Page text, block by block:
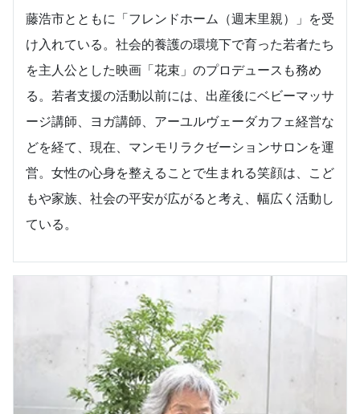
藤浩市とともに「フレンドホーム（週末里親）」を受
け入れている。社会的養護の環境下で育った若者たち
を主人公とした映画「花束」のプロデュースも務め
る。若者支援の活動以前には、出産後にベビーマッサ
ージ講師、ヨガ講師、アーユルヴェーダカフェ経営な
どを経て、現在、マンモリラクゼーションサロンを運
営。女性の心身を整えることで生まれる笑顔は、こど
もや家族、社会の平安が広がると考え、幅広く活動し
ている。